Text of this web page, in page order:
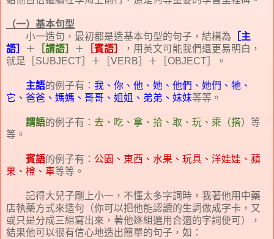
（一）基本句型
小一造句，最初都是造基本句型的句子，結構為 ［主
語］
＋ ［謂語］ ＋ ［賓語］
，用英文可能我們還更易明白，
就是［SUBJECT］＋［VERB］＋［OBJECT］。
主語的例子有： 我、你、他、她、他們、她們、牠、
它、爸爸、媽媽、哥哥、姐姐、弟弟、妹妹等等。
謂語的例子有： 去、吃、拿、拾、取、玩、乘（搭） 等
等。
賓語的例子有： 公園、東西、水果、玩具、洋娃娃、蘋
果、橙、車等等。
記得大兒子剛上小一，不懂太多字詞時，我著他用中藥
店執藥方式來造句（你可以把他能認讀的生詞做成字卡，又
或只是分成三組寫出來，著他逐組選用合適的字詞便可），
結果他可以很有信心地造出簡單的句子，如：